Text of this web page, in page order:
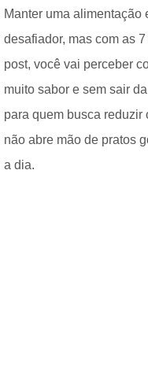
Manter uma
desafiador, mas com as
post, você vai perceber
muito sabor e sem sair
para quem busca reduzir
não abre mão de pratos
a dia.